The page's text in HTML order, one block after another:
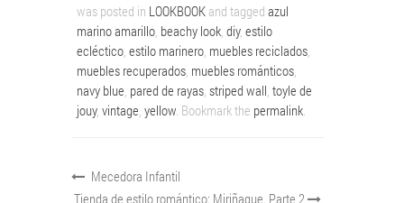
was posted in LOOKBOOK and tagged azul
marino amarillo beachy look diy, estilo
ecléctico estilo marinero muebles reciclados
muebles recuperados muebles románticos
navy blue pared de rayas striped wall toyle de
jouy, vintage yellow . Bookmark the permalink
Mecedora Infantil
Tienda de estilo romántico: Miriñaque. Parte 2